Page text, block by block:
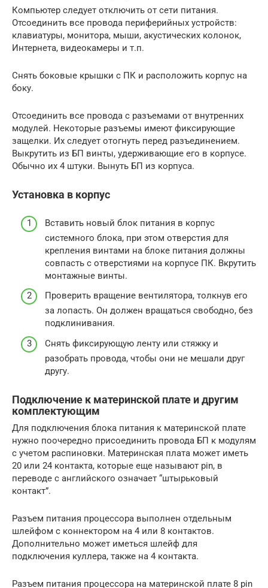
Компьютер следует отключить от сети питания.
Отсоединить все провода периферийных устройств:
клавиатуры, монитора, мыши, акустических колонок,
Интернета, видеокамеры и т.п.
Снять боковые крышки с ПК и расположить корпус на
боку.
Отсоединить все провода с разъемами от внутренних
модулей. Некоторые разъемы имеют фиксирующие
защелки. Их следует отогнуть перед разъединением.
Выкрутить из БП винты, удерживающие его в корпусе.
Обычно их 4 штуки. Вынуть БП из корпуса.
Установка в корпус
Вставить новый блок питания в корпус
системного блока, при этом отверстия для
крепления винтами на блоке питания должны
совпасть с отверстиями на корпусе ПК. Вкрутить
монтажные винты.
Проверить вращение вентилятора, толкнув его
за лопасть. Он должен вращаться свободно, без
подклинивания.
Снять фиксирующую ленту или стяжку и
разобрать провода, чтобы они не мешали друг
другу.
Подключение к материнской плате и другим
комплектующим
Для подключения блока питания к материнской плате
нужно поочередно присоединить провода БП к модулям
с учетом распиновки. Материнская плата может иметь
20 или 24 контакта, которые еще называют pin, в
переводе с английского означает “штырьковый
контакт”.
Разъем питания процессора выполнен отдельным
шлейфом с коннектором на 4 или 8 контактов.
Дополнительно может иметься шлейф для
подключения куллера, также на 4 контакта.
Разъем питания процессора на материнской плате 8 pin